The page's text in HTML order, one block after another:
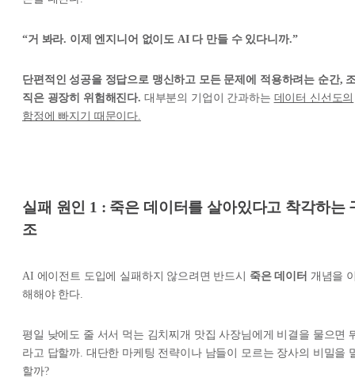
“거 봐라. 이제 엔지니어 없이도 AI 다 만들 수 있다니까.”
단편적인 성공을 정답으로 맹신하고 모든 문제에 적용하려는 순간,
직은 굉장히 위험해진다. 대부분의 기업이 간과하는 데이터 신선도의
함정에 빠지기 때문이다.
실패 원인 1 : 죽은 데이터를 살아있다고 착각하는
조
AI 에이전트 도입에 실패하지 않으려면 반드시 죽은 데이터 개념을
해해야 한다.
평일 낮에도 줄 서서 먹는 김치찌개 맛집 사장님에게 비결을 물으면
라고 답할까. 대단한 마케팅 전략이나 남들이 모르는 장사의 비밀을
할까?